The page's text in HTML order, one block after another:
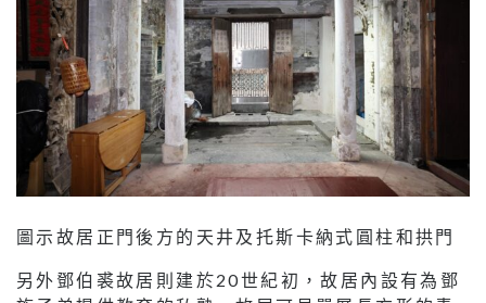
圖示故居正門後方的天井及托斯卡納式圓柱和拱門
另外鄧伯裘故居則建於20世紀初，故居內設有為鄧